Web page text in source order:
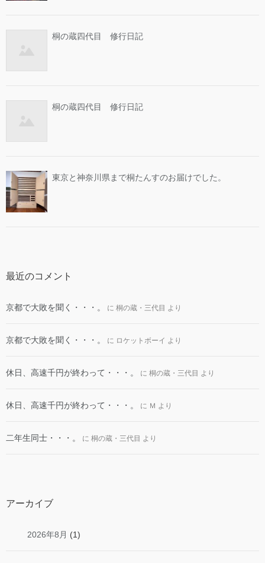
桐の蔵四代目 修行日記
桐の蔵四代目 修行日記
東京と神奈川県まで桐たんすのお届けでした。
最近のコメント
京都で大敗を聞く・・・。 に 桐の蔵・三代目 より
京都で大敗を聞く・・・。 に ロケットボーイ より
休日、高速千円が終わって・・・。 に 桐の蔵・三代目 より
休日、高速千円が終わって・・・。 に Ｍ より
二年生同士・・・。 に 桐の蔵・三代目 より
アーカイブ
2026年8月 (1)